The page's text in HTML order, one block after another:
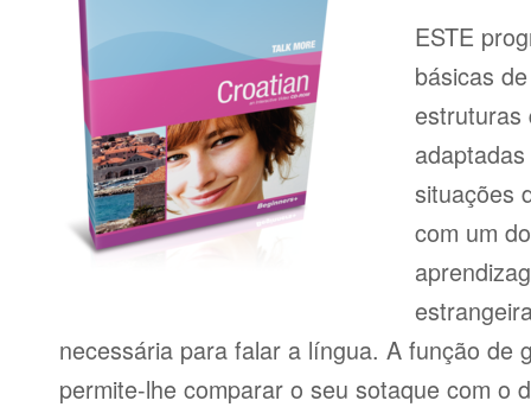
ESTE
básicas
estruturas
situações
com um
necessária para falar a língua. A função de
permite-lhe comparar o seu sotaque com o